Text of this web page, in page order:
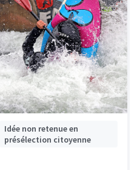
Idée non retenue en
présélection citoyenne